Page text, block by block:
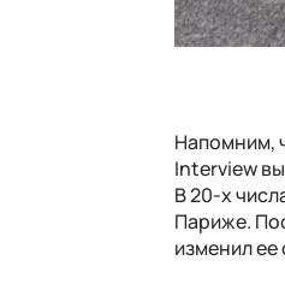
Напомним,
Interview
В 20-х
Париже.
изменил ее